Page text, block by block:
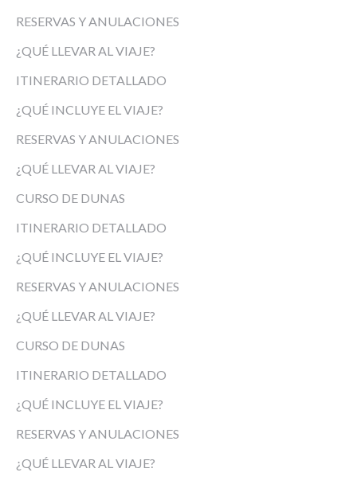
RESERVAS Y ANULACIONES
¿QUÉ LLEVAR AL VIAJE?
ITINERARIO DETALLADO
¿QUÉ INCLUYE EL VIAJE?
RESERVAS Y ANULACIONES
¿QUÉ LLEVAR AL VIAJE?
CURSO DE DUNAS
ITINERARIO DETALLADO
¿QUÉ INCLUYE EL VIAJE?
RESERVAS Y ANULACIONES
¿QUÉ LLEVAR AL VIAJE?
CURSO DE DUNAS
ITINERARIO DETALLADO
¿QUÉ INCLUYE EL VIAJE?
RESERVAS Y ANULACIONES
¿QUÉ LLEVAR AL VIAJE?